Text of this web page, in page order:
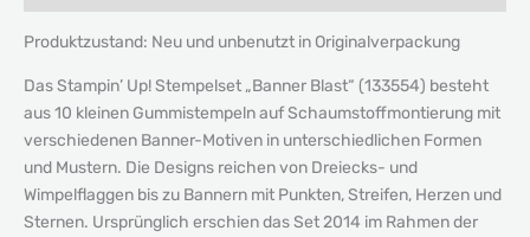
Produktzustand: Neu und unbenutzt in Originalverpackung
Das Stampin’ Up! Stempelset „Banner Blast“ (133554) besteht
aus 10 kleinen Gummistempeln auf Schaumstoffmontierung mit
verschiedenen Banner-Motiven in unterschiedlichen Formen
und Mustern. Die Designs reichen von Dreiecks- und
Wimpelflaggen bis zu Bannern mit Punkten, Streifen, Herzen und
Sternen. Ursprünglich erschien das Set 2014 im Rahmen der